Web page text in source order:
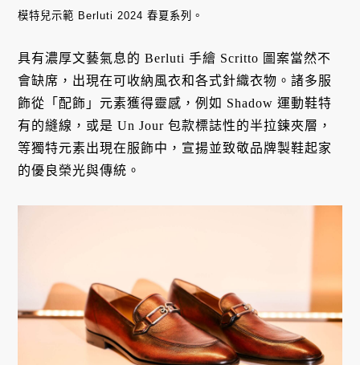
模特兒示範 Berluti 2024 春夏系列。
具有濃厚文藝氣息的 Berluti 手繪 Scritto 圖案當然不
會缺席，出現在可收納風衣和各式針織衣物。諸多服
飾從「配飾」元素獲得靈感，例如 Shadow 運動鞋特
有的縫線，或是 Un Jour 包款標誌性的半拉鍊夾層，
等獨特元素出現在服飾中，宣揚並致敬品牌製鞋起家
的優良榮光與傳統。